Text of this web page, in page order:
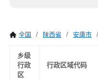
全国 / 陕西省 / 安康市 /
乡级
行政
区
行政区域代码